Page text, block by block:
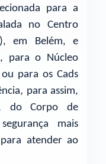
para a
no Centro
em Belém, e
para o Núcleo
para os Cads
para assim,
do Corpo de
mais
atender ao